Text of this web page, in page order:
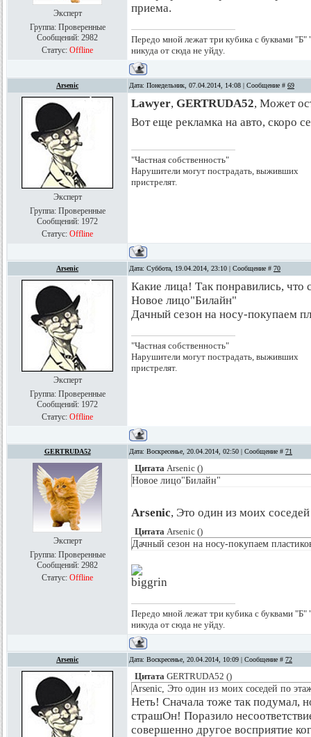
Эксперт
Группа: Проверенные
Сообщений: 2982
Статус: Offline
приема.
Передо мной лежат три кубика с буквами
никуда от сюда не уйду.
Arsenic Дата: Понедельник, 07.04.2014, 14:08 | Сообщение # 69
Эксперт
Группа: Проверенные
Сообщений: 1972
Статус: Offline
Lawyer, GERTRUDA52, Может
Вот еще рекламка на авто, скоро
"Частная собственность"
Нарушители могут пострадать, выживших
пристрелят.
Arsenic Дата: Суббота, 19.04.2014, 23:10 | Сообщение # 70
Эксперт
Группа: Проверенные
Сообщений: 1972
Статус: Offline
Какие лица! Так понравились, что
Новое лицо"Билайн"
Дачный сезон на носу-покупаем
"Частная собственность"
Нарушители могут пострадать, выживших
пристрелят.
GERTRUDA52 Дата: Воскресенье, 20.04.2014, 02:50 | Сообщение # 71
Эксперт
Группа: Проверенные
Сообщений: 2982
Статус: Offline
Цитата Arsenic ()
Новое лицо"Билайн"
Arsenic, Это один из моих
Цитата Arsenic ()
Дачный сезон на носу-покупаем
Передо мной лежат три кубика с буквами
никуда от сюда не уйду.
Arsenic Дата: Воскресенье, 20.04.2014, 10:09 | Сообщение # 72
Цитата GERTRUDA52 ()
Arsenic, Это один из моих соседей по
Неть! Сначала тоже так подумал,
страшОн! Поразило
совершенно другое восприятие